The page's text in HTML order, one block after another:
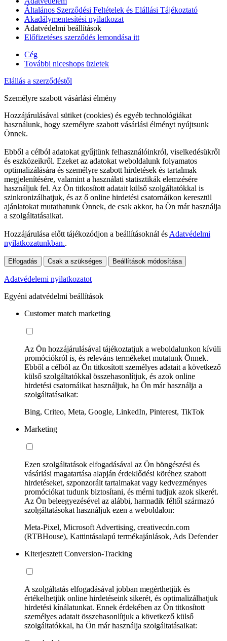
Általános Szerződési Feltételek és Elállási Tájékoztató
Akadálymentesítési nyilatkozat
Adatvédelmi beállítások
Előfizetéses szerződés lemondása itt
Cég
További niceshops üzletek
Elállás a szerződéstől
Személyre szabott vásárlási élmény
Hozzájárulásával sütiket (cookies) és egyéb technológiákat
használunk, hogy személyre szabott vásárlási élményt nyújtsunk
Önnek.
Ebből a célból adatokat gyűjtünk felhasználóinkról, viselkedésükről
és eszközeikről. Ezeket az adatokat weboldalunk folyamatos
optimalizálására és személyre szabott hirdetések és tartalmak
megjelenítésére, valamint a használati statisztikák elemzésére
használjuk fel. Az Ön titkosított adatait külső szolgáltatókkal is
szinkronizálhatjuk, és az ő online hirdetési csatornáikon keresztül
ajánlatokat mutathatunk Önnek, de csak akkor, ha Ön már használja
a szolgáltatásaikat.
Hozzájárulása előtt tájékozódjon a beállításoknál és Adatvédelmi
nyilatkozatunkban..
Elfogadás Csak a szükséges Beállítások módosítása
Adatvédelemi nyilatkozatot
Egyéni adatvédelmi beállítások
Customer match marketing
Az Ön hozzájárulásával tájékoztatjuk a weboldalunkon kívüli
promóciókról is, és releváns termékeket mutatunk Önnek.
Ebből a célból az Ön titkosított személyes adatait a következő
külső szolgáltatókkal összehasonlítjuk, és azok online
hirdetési csatornáikat használjuk, ha Ön már használja a
szolgáltatásaikat:
Bing, Criteo, Meta, Google, LinkedIn, Pinterest, TikTok
Marketing
Ezen szolgáltatások elfogadásával az Ön böngészési és
vásárlási magatartása alapján érdeklődési köréhez szabott
hirdetéseket, szponzorált tartalmakat vagy kedvezményes
promóciókat tudunk biztosítani, és mérni tudjuk azok sikerét.
Az Ön beleegyezésével az alábbi, harmadik féltől származó
szolgáltatásokat használjuk ezen a weboldalon:
Meta-Pixel, Microsoft Advertising, creativecdn.com
(RTBHouse), Kattintásalapú termékajánlások, Ads Defender
Kiterjesztett Conversion-Tracking
A szolgáltatás elfogadásával jobban megérthetjük és
értékelhetjük online hirdetéseink sikerét, és optimalizálhatjuk
hirdetési kínálatunkat. Ennek érdekében az Ön titkosított
személyes adatait összehasonlítjuk a következő külső
szolgáltatókkal, ha Ön már használja szolgáltatásaikat: